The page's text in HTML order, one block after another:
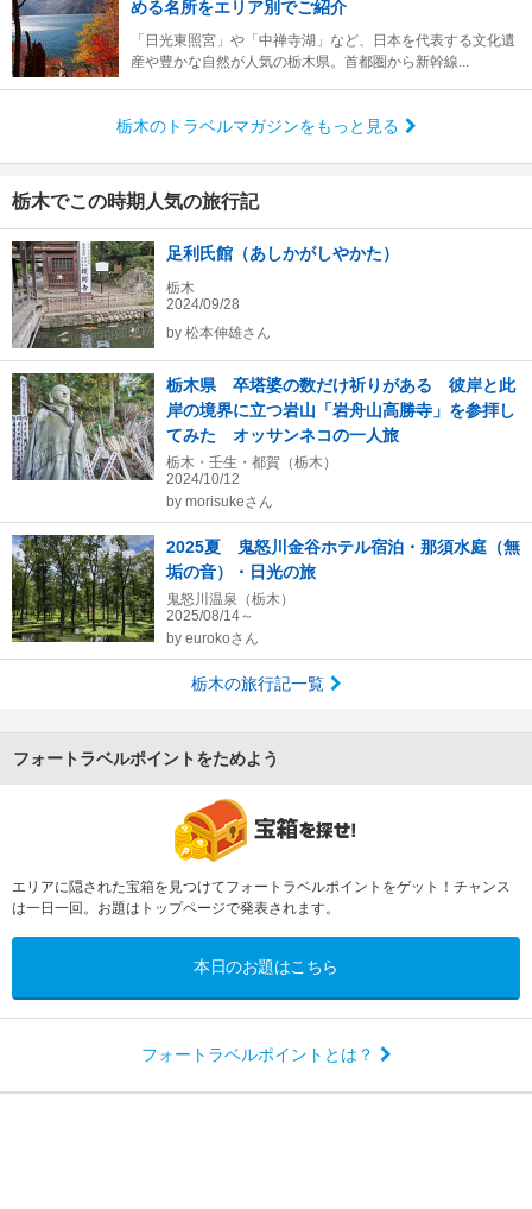
める名所をエリア別でご紹介
「日光東照宮」や「中禅寺湖」など、日本を代表する文化遺
産や豊かな自然が人気の栃木県。首都圏から新幹線...
栃木のトラベルマガジンをもっと見る
栃木でこの時期人気の旅行記
足利氏館（あしかがしやかた）
栃木
2024/09/28
by 松本伸雄さん
栃木県 卒塔婆の数だけ祈りがある 彼岸と此
岸の境界に立つ岩山「岩舟山高勝寺」を参拝し
てみた オッサンネコの一人旅
栃木・壬生・都賀（栃木）
2024/10/12
by morisukeさん
2025夏 鬼怒川金谷ホテル宿泊・那須水庭（無
垢の音）・日光の旅
鬼怒川温泉（栃木）
2025/08/14～
by eurokoさん
栃木の旅行記一覧
フォートラベルポイントをためよう
エリアに隠された宝箱を見つけてフォートラベルポイントをゲット！チャンス
は一日一回。お題はトップページで発表されます。
本日のお題はこちら
フォートラベルポイントとは？